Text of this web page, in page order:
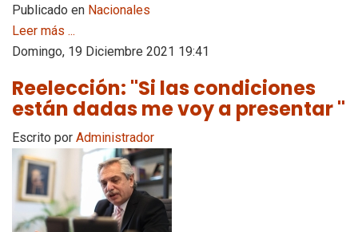
Publicado en Nacionales
Leer más ...
Domingo, 19 Diciembre 2021 19:41
Reelección: "Si las condiciones
están dadas me voy a presentar "
Escrito por Administrador